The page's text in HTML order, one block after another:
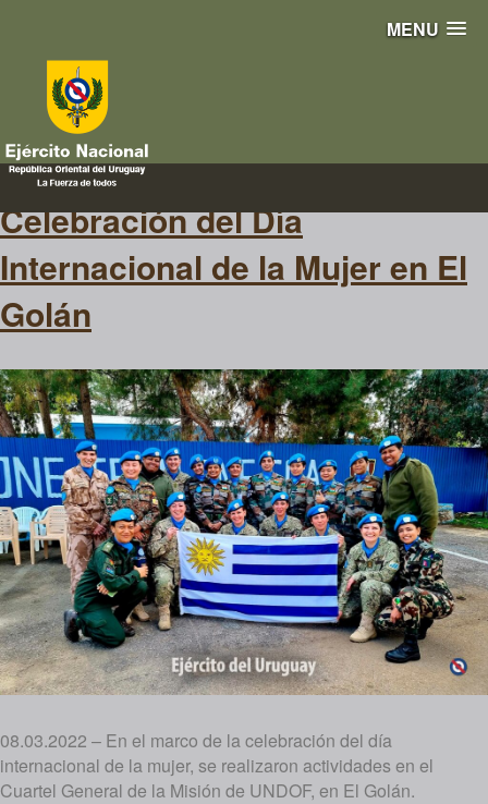
MENU
golán
Celebración del Día
Internacional de la Mujer en El
Golán
08.03.2022 – En el marco de la celebración del día
internacional de la mujer, se realizaron actividades en el
Cuartel General de la Misión de UNDOF, en El Golán.